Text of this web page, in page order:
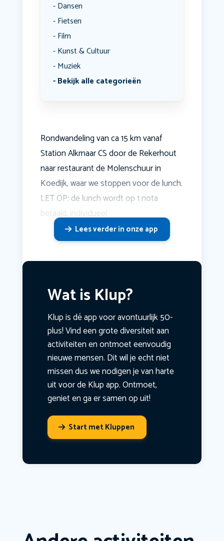
Dansen
Fietsen
Film
Kunst & Cultuur
Muziek
Bekijk alle categorieën
Rondwandeling van ca 15 km vanaf
Station Alkmaar CS door de Rekerhout
naar restaurant de Molenschuur in
Koedijk, waar we stoppen voor de lunch.
LET OP: de lunch wordt op 1 nota
betaald, individueel
Lees verder in onze app
Wat is Klup?
Klup is dé app voor avontuurlijk 50-
plus! Vind een grote diversiteit aan
activiteiten en ontmoet eenvoudig
nieuwe mensen. Dit wil je echt niet
missen dus we nodigen je van harte
uit voor de Klup app. Ontmoet,
geniet en ga er samen op uit!
Start met Kluppen